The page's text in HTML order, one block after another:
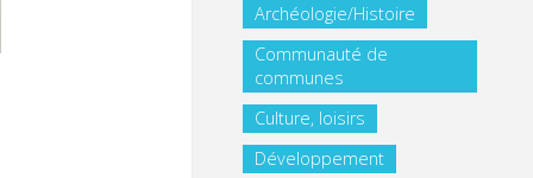
Archéologie/Histoire
Communauté de
communes
Culture, loisirs
Développement